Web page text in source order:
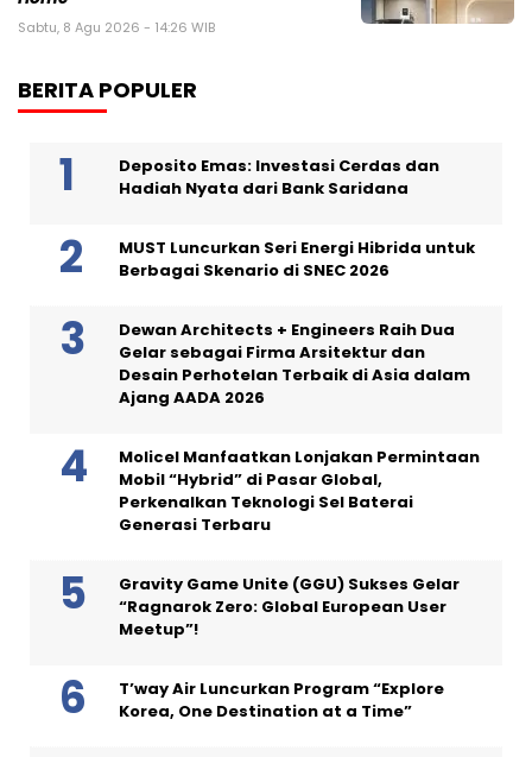
Sabtu, 8 Agu 2026 - 14:26 WIB
BERITA POPULER
Deposito Emas: Investasi Cerdas dan
Hadiah Nyata dari Bank Saridana
MUST Luncurkan Seri Energi Hibrida untuk
Berbagai Skenario di SNEC 2026
Dewan Architects + Engineers Raih Dua
Gelar sebagai Firma Arsitektur dan
Desain Perhotelan Terbaik di Asia dalam
Ajang AADA 2026
Molicel Manfaatkan Lonjakan Permintaan
Mobil “Hybrid” di Pasar Global,
Perkenalkan Teknologi Sel Baterai
Generasi Terbaru
Gravity Game Unite (GGU) Sukses Gelar
“Ragnarok Zero: Global European User
Meetup”!
T’way Air Luncurkan Program “Explore
Korea, One Destination at a Time”